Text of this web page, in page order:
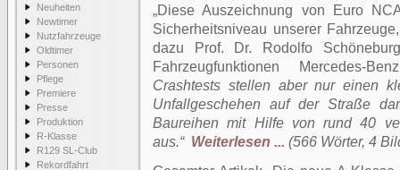
Neuheiten
Newtimer
Nutzfahrzeuge
Oldtimer
Personen
Pflege
Premiere
Presse
Produktion
R-Klasse
R129 SL-Club
Rekordfahrt
„Diese Auszeichnung von Euro
Sicherheitsniveau unserer
dazu Prof. Dr. Rodolfo
Fahrzeugfunktionen Mercedes-
Crashtests stellen aber nur einen
Unfallgeschehen auf der Straße
Baureihen mit Hilfe von rund 40
aus.“ Weiterlesen ... (566 Wörter, 4